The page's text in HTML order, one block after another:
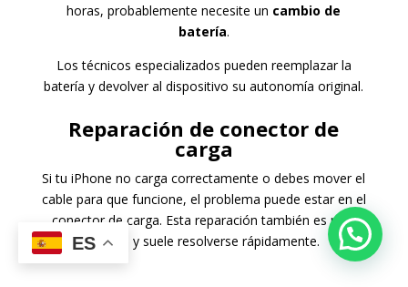
horas, probablemente necesite un cambio de
batería.
Los técnicos especializados pueden reemplazar la
batería y devolver al dispositivo su autonomía original.
Reparación de conector de
carga
Si tu iPhone no carga correctamente o debes mover el
cable para que funcione, el problema puede estar en el
conector de carga. Esta reparación también es muy
común y suele resolverse rápidamente.
ES